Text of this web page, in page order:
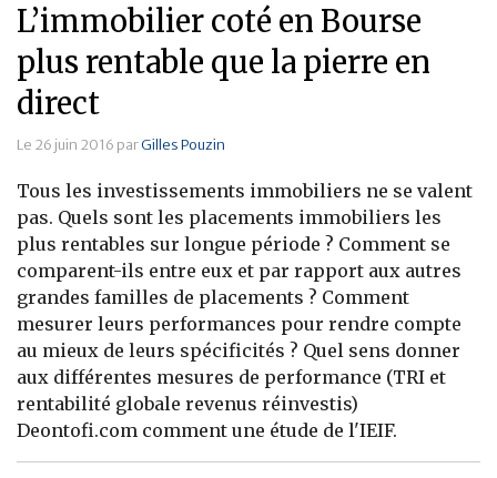
L’immobilier coté en Bourse
plus rentable que la pierre en
direct
Le 26 juin 2016 parGilles Pouzin
Tous les investissements immobiliers ne se valent
pas. Quels sont les placements immobiliers les
plus rentables sur longue période ? Comment se
comparent-ils entre eux et par rapport aux autres
grandes familles de placements ? Comment
mesurer leurs performances pour rendre compte
au mieux de leurs spécificités ? Quel sens donner
aux différentes mesures de performance (TRI et
rentabilité globale revenus réinvestis)
Deontofi.com comment une étude de l'IEIF.